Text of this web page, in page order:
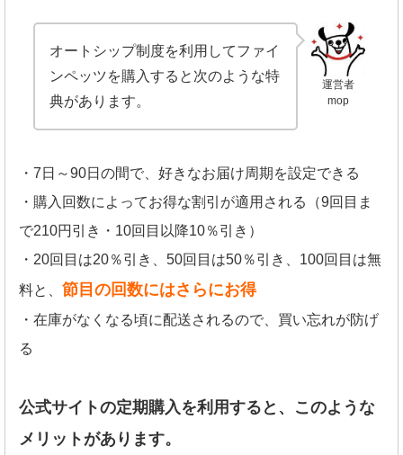
運営者
mop
オートシップ制度を利用してファイ
ンペッツを購入すると次のような特
典があります。
・7日～90日の間で、好きなお届け周期を設定できる
・購入回数によってお得な割引が適用される（9回目ま
で210円引き・10回目以降10％引き）
・20回目は20％引き、50回目は50％引き、100回目は無
料と、 節目の回数にはさらにお得
・在庫がなくなる頃に配送されるので、買い忘れが防げ
る
公式サイトの定期購入を利用すると、このような
メリットがあります。